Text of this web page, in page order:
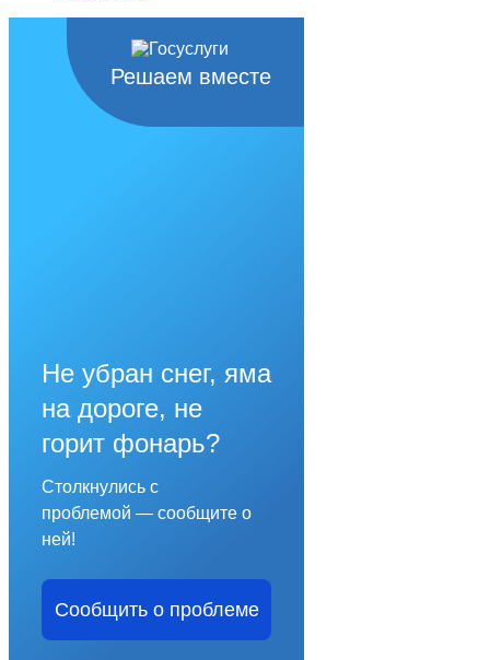
Решаем вместе
Не убран снег, яма
на дороге, не
горит фонарь?
Столкнулись с
проблемой — сообщите о
ней!
Сообщить о проблеме